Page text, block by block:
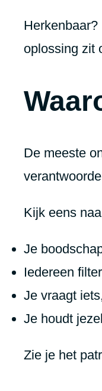
oplossing zit
De meeste
Kijk eens
Je
Iedereen
Je vraagt
Je houdt
Zie je het